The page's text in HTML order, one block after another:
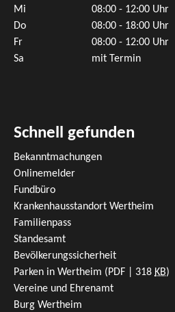
Mi
08:00 - 12:00 Uhr
Do
08:00 - 18:00 Uhr
Fr
08:00 - 12:00 Uhr
Sa
mit Termin
Schnell gefunden
Bekanntmachungen
Onlinemelder
Fundbüro
Krankenhausstandort Wertheim
Familienpass
Standesamt
Bevölkerungssicherheit
Parken in Wertheim (PDF | 318 KB)
Vereine und Ehrenamt
Burg Wertheim